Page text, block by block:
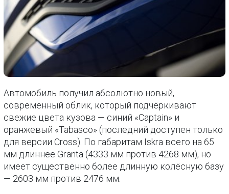
Автомобиль получил абсолютно новый,
современный облик, который подчёркивают
свежие цвета кузова — синий «Captain» и
оранжевый «Tabasco» (последний доступен только
для версии Cross). По габаритам Iskra всего на 65
мм длиннее Granta (4333 мм против 4268 мм), но
имеет существенно более длинную колёсную базу
— 2603 мм против 2476 мм.